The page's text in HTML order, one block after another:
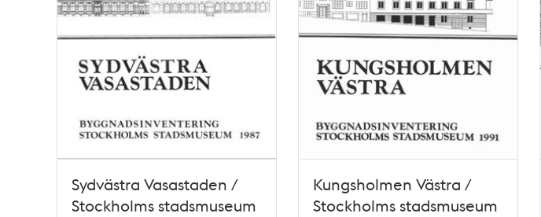
Sydvästra Vasastaden /
Stockholms stadsmuseum
Kungsholmen Västra /
Stockholms stadsmuseum